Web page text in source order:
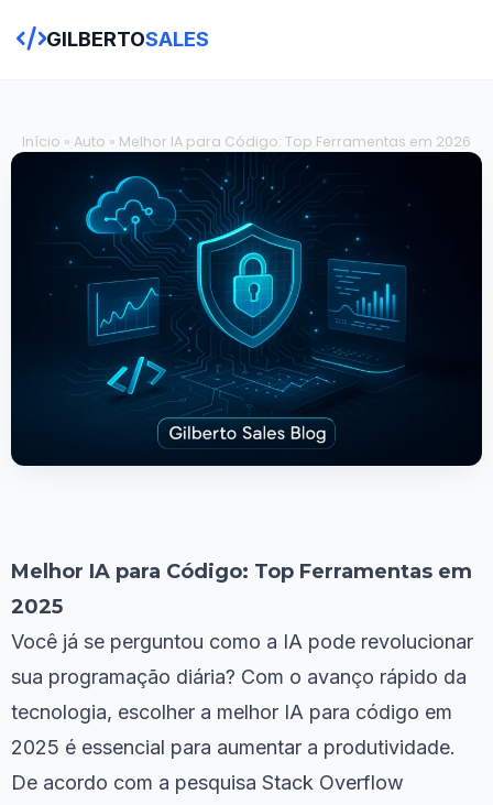
GILBERTOSALES
Início » Auto » Melhor IA para Código: Top Ferramentas em 2026
Melhor IA para Código: Top Ferramentas em
2025
Você já se perguntou como a IA pode revolucionar
sua programação diária? Com o avanço rápido da
tecnologia, escolher a melhor IA para código em
2025 é essencial para aumentar a produtividade.
De acordo com a pesquisa Stack Overflow